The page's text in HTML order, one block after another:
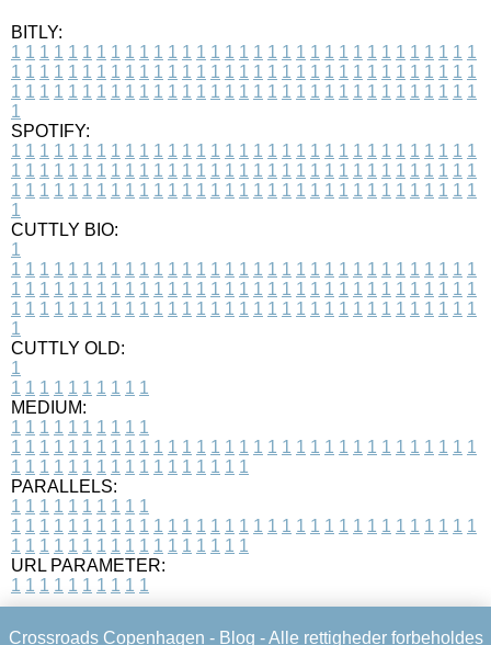
BITLY:
1 1 1 1 1 1 1 1 1 1 1 1 1 1 1 1 1 1 1 1 1 1 1 1 1 1 1 1 1 1 1 1 1
1 1 1 1 1 1 1 1 1 1 1 1 1 1 1 1 1 1 1 1 1 1 1 1 1 1 1 1 1 1 1 1 1
1 1 1 1 1 1 1 1 1 1 1 1 1 1 1 1 1 1 1 1 1 1 1 1 1 1 1 1 1 1 1 1 1
1
SPOTIFY:
1 1 1 1 1 1 1 1 1 1 1 1 1 1 1 1 1 1 1 1 1 1 1 1 1 1 1 1 1 1 1 1 1
1 1 1 1 1 1 1 1 1 1 1 1 1 1 1 1 1 1 1 1 1 1 1 1 1 1 1 1 1 1 1 1 1
1 1 1 1 1 1 1 1 1 1 1 1 1 1 1 1 1 1 1 1 1 1 1 1 1 1 1 1 1 1 1 1 1
1
CUTTLY BIO:
1
1 1 1 1 1 1 1 1 1 1 1 1 1 1 1 1 1 1 1 1 1 1 1 1 1 1 1 1 1 1 1 1 1
1 1 1 1 1 1 1 1 1 1 1 1 1 1 1 1 1 1 1 1 1 1 1 1 1 1 1 1 1 1 1 1 1
1 1 1 1 1 1 1 1 1 1 1 1 1 1 1 1 1 1 1 1 1 1 1 1 1 1 1 1 1 1 1 1 1
1
CUTTLY OLD:
1
1 1 1 1 1 1 1 1 1 1
MEDIUM:
1 1 1 1 1 1 1 1 1 1
1 1 1 1 1 1 1 1 1 1 1 1 1 1 1 1 1 1 1 1 1 1 1 1 1 1 1 1 1 1 1 1 1
1 1 1 1 1 1 1 1 1 1 1 1 1 1 1 1 1
PARALLELS:
1 1 1 1 1 1 1 1 1 1
1 1 1 1 1 1 1 1 1 1 1 1 1 1 1 1 1 1 1 1 1 1 1 1 1 1 1 1 1 1 1 1 1
1 1 1 1 1 1 1 1 1 1 1 1 1 1 1 1 1
URL PARAMETER:
1 1 1 1 1 1 1 1 1 1
Crossroads Copenhagen - Blog - Alle rettigheder forbeholdes